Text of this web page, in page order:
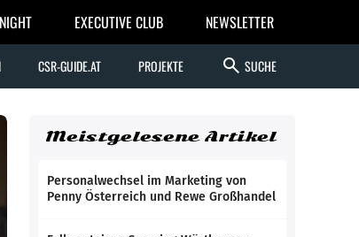
EXECUTIVE CLUB NEWSLETTER
CSR-GUIDE.AT PROJEKTE search SUCHE
Meistgelesene Artikel
Personalwechsel im Marketing von
Penny Österreich und Rewe Großhandel